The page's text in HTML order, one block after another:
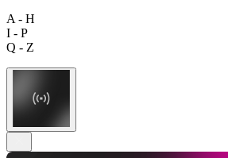
A - H
I - P
Q - Z